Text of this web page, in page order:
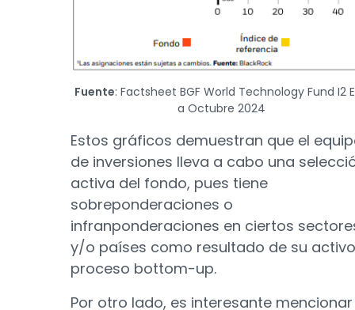
Fuente: Factsheet BGF World Technology Fund I2
a Octubre 2024
Estos gráficos demuestran que el
de inversiones lleva a cabo una
activa del fondo, pues tiene
sobreponderaciones o
infranponderaciones en ciertos
y/o países como resultado de su activo
proceso bottom-up.
Por otro lado, es interesante mencionar